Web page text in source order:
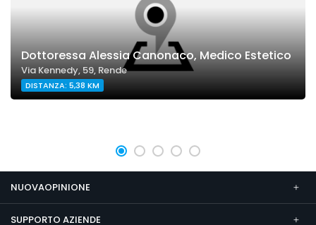
Dottoressa Alessia Canonaco, Medico Estetico
Via Kennedy, 59, Rende
DISTANZA: 5,38 KM
NUOVAOPINIONE
SUPPORTO AZIENDE